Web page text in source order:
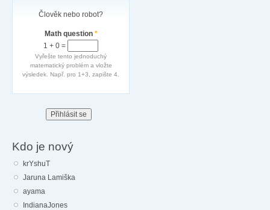
Člověk nebo robot?
Math question *
1 + 0 =
Vyřešte tento jednoduchý
matematický problém a vložte
výsledek. Např. pro 1+3, zapište 4.
Kdo je nový
krYshuT
Jaruna Lamiška
ayama
IndianaJones